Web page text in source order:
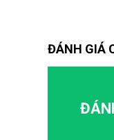
được kết
Dưới lớp vỏ
cực mạnh,
kiểm tra đầy
ĐÁNH GIÁ